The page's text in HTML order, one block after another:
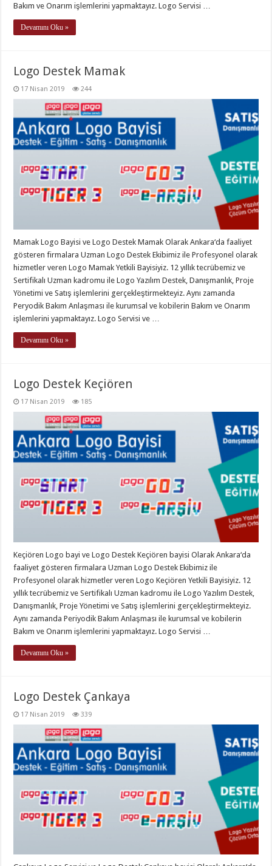
Bakım ve Onarım işlemlerini yapmaktayız. Logo Servisi …
Devamını Oku »
Logo Destek Mamak
17 Nisan 2019 244
Mamak Logo Bayisi ve Logo Destek Mamak Olarak Ankara‘da faaliyet
gösteren firmalara Uzman Logo Destek Ekibimiz ile Profesyonel olarak
hizmetler veren Logo Mamak Yetkili Bayisiyiz. 12 yıllık tecrübemiz ve
Sertifikalı Uzman kadromu ile Logo Yazılım Destek, Danışmanlık, Proje
Yönetimi ve Satış işlemlerini gerçekleştirmekteyiz. Aynı zamanda
Peryodik Bakım Anlaşması ile kurumsal ve kobilerin Bakım ve Onarım
işlemlerini yapmaktayız. Logo Servisi ve …
Devamını Oku »
Logo Destek Keçiören
17 Nisan 2019 185
Keçiören Logo bayi ve Logo Destek Keçiören bayisi Olarak Ankara‘da
faaliyet gösteren firmalara Uzman Logo Destek Ekibimiz ile
Profesyonel olarak hizmetler veren Logo Keçiören Yetkili Bayisiyiz. 12
yıllık tecrübemiz ve Sertifikalı Uzman kadromu ile Logo Yazılım Destek,
Danışmanlık, Proje Yönetimi ve Satış işlemlerini gerçekleştirmekteyiz.
Aynı zamanda Periyodik Bakım Anlaşması ile kurumsal ve kobilerin
Bakım ve Onarım işlemlerini yapmaktayız. Logo Servisi …
Devamını Oku »
Logo Destek Çankaya
17 Nisan 2019 339